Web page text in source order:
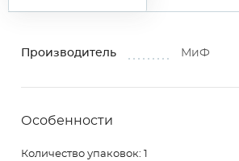
Производитель МиФ
Особенности
Количество упаковок: 1